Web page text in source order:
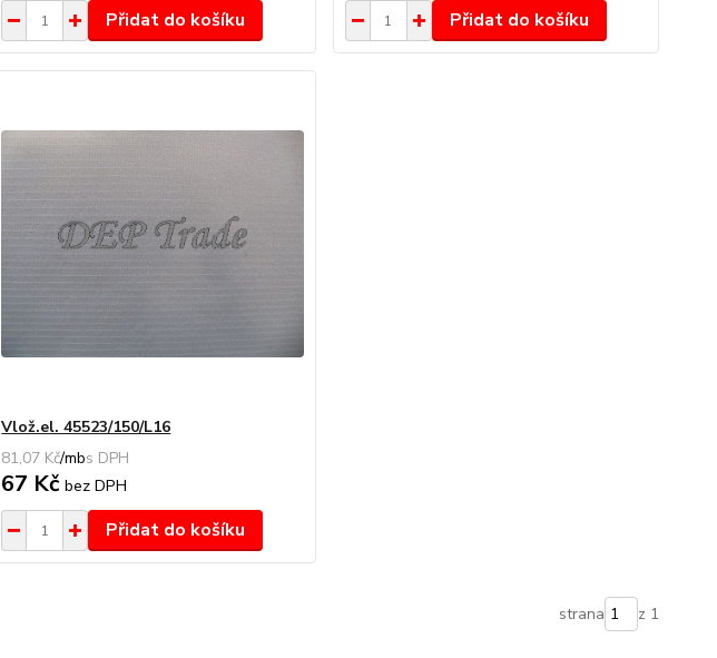
Přidat do košíku Přidat do košíku
Vlož.el. 45523/150/L16
81,07 Kč/mb
67 Kčbez DPH
Přidat do košíku
strana z 1